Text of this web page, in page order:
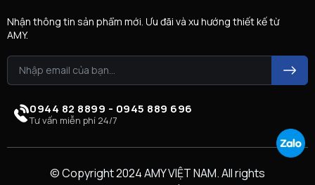
Nhận thông tin sản phẩm mới. Ưu đãi và xu hướng thiết kế từ
AMY.
0944 82 8899 - 0945 889 696
Tư vấn miễn phí 24/7
© Copyright 2024 AMY VIỆT NAM. All rights